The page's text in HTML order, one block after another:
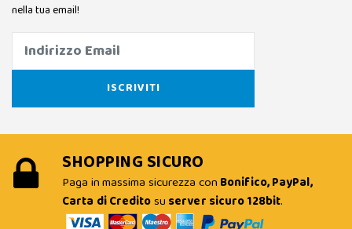
nella tua email!
SHOPPING SICURO
Paga in massima sicurezza con Bonifico, PayPal,
Carta di Creditosu server sicuro 128bit.